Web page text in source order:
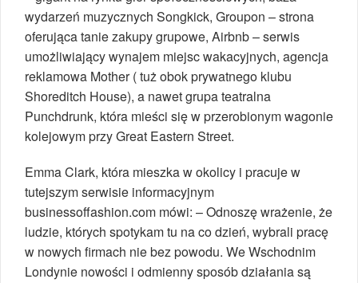
wydarzeń muzycznych Songkick, Groupon – strona
oferująca tanie zakupy grupowe, Airbnb – serwis
umożliwiający wynajem miejsc wakacyjnych, agencja
reklamowa Mother ( tuż obok prywatnego klubu
Shoreditch House), a nawet grupa teatralna
Punchdrunk, która mieści się w przerobionym wagonie
kolejowym przy Great Eastern Street.
Emma Clark, która mieszka w okolicy i pracuje w
tutejszym serwisie informacyjnym
businessoffashion.com mówi: – Odnoszę wrażenie, że
ludzie, których spotykam tu na co dzień, wybrali pracę
w nowych firmach nie bez powodu. We Wschodnim
Londynie nowości i odmienny sposób działania są